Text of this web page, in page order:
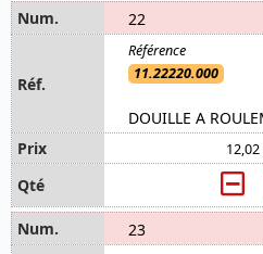
22
11.22220.000
DOUILLE A
12,02
23